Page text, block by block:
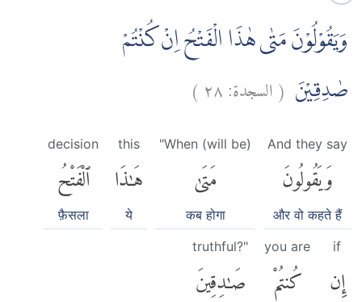
وَيَقُوْلُوْنَ مَتٰى هٰذَا الْفَتْحُ اِنْ كُنْتُمْ
صٰدِقِيْنَ (السجدة:٢٨)
And they say
وَيَقُولُونَ
और वो कहते हैं
"When (will be)
مَتَىٰ
कब होगा
this
هَٰذَا
ये
decision
ٱلْفَتْحُ
फ़ैसला
if
إِن
you are
كُنتُمْ
truthful?"
صَٰدِقِينَ